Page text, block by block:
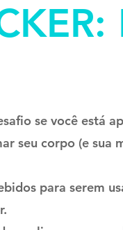
se você está
seu corpo (e sua
para serem